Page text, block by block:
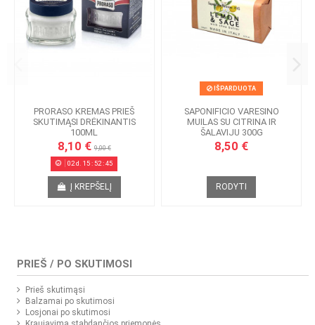
PRORASO KREMAS PRIEŠ
SKUTIMĄSI DRĖKINANTIS
100ML
8,10 €9,00 €
02d. 15:52:45
Į KREPŠELĮ
IŠPARDUOTA
SAPONIFICIO VARESINO
MUILAS SU CITRINA IR
ŠALAVIJU 300G
8,50 €
RODYTI
PRIEŠ / PO SKUTIMOSI
Prieš skutimąsi
Balzamai po skutimosi
Losjonai po skutimosi